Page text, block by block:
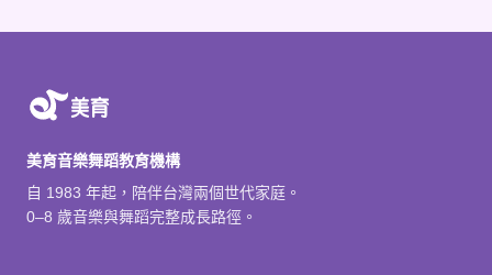
美育音樂舞蹈教育機構
自 1983 年起，陪伴台灣兩個世代家庭。
0–8 歲音樂與舞蹈完整成長路徑。